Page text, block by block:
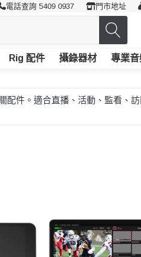
電話查詢 5409 0937 門市地址
Rig 配件 攝錄器材 專業音
件。適合直播、活動、監看、